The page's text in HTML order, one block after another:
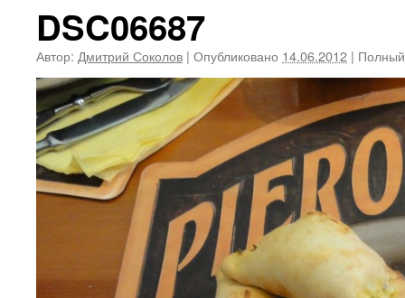
DSC06687
Автор: Дмитрий Соколов | Опубликовано 14.06.2012 |